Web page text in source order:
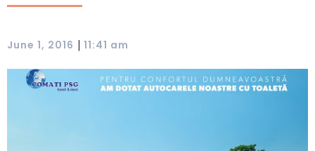
June 1, 2016 | 11:41 am